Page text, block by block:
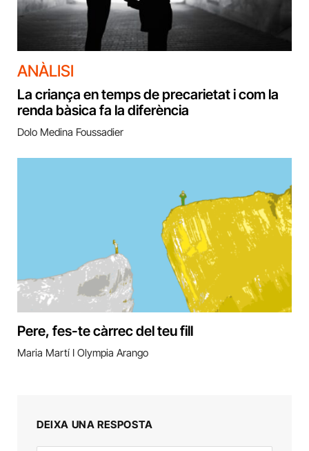
ANÀLISI
La criança en temps de precarietat i com la
renda bàsica fa la diferència
Dolo Medina Foussadier
Pere, fes-te càrrec del teu fill
Maria Martí I Olympia Arango
DEIXA UNA RESPOSTA